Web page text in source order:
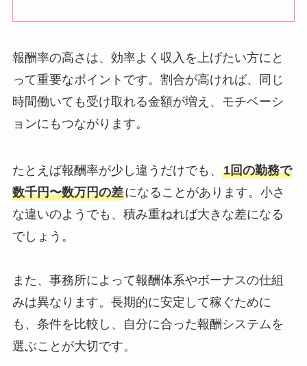
報酬率の高さは、効率よく収入を上げたい方にと
って重要なポイントです。割合が高ければ、同じ
時間働いても受け取れる金額が増え、モチベーシ
ョンにもつながります。
たとえば報酬率が少し違うだけでも、 1回の勤務で
数千円〜数万円の差になることがあります。小さ
な違いのようでも、積み重ねれば大きな差になる
でしょう。
また、事務所によって報酬体系やボーナスの仕組
みは異なります。長期的に安定して稼ぐために
も、条件を比較し、自分に合った報酬システムを
選ぶことが大切です。